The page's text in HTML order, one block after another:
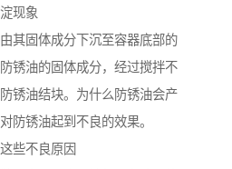
现象
其固体成分下沉至容器底部的
锈油的固体成分，经过搅拌不
锈油结块。为什么防锈油会产
防锈油起到不良的效果。
些不良原因